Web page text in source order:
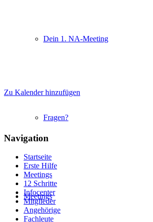
Dein 1. NA-Meeting
Fragen?
Meetings
Zu Kalender hinzufügen
Navigation
Startseite
Erste Hilfe
Meetings
12 Schritte
Infocenter
Mitglieder
Angehörige
Fachleute